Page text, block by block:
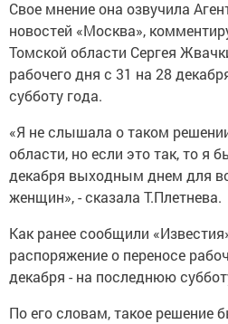
Свое мнение она озвучила
новостей «Москва»,
Томской области Сергея
рабочего дня с 31 на 28
субботу года.
«Я не слышала о таком
области, но если это так, то я
декабря выходным днем для
женщин», - сказала Т.Плетнева.
Как ранее сообщили
распоряжение о переносе
декабря - на последнюю
По его словам, такое решение